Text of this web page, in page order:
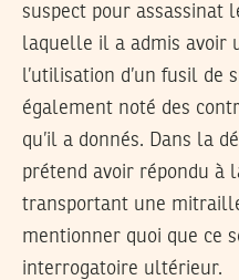
suspect pour assassinat
laquelle il a admis avoir
l’utilisation d’un fusil de
également noté des
qu’il a donnés. Dans la
prétend avoir répondu à
transportant une
mentionner quoi que ce
interrogatoire ultérieur.